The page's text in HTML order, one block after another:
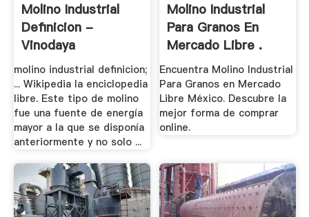
Molino Industrial
Definicion -
Vinodaya
molino industrial definicion;
... Wikipedia la enciclopedia
libre. Este tipo de molino
fue una fuente de energía
mayor a la que se disponía
anteriormente y no solo ...
Molino Industrial
Para Granos En
Mercado Libre .
Encuentra Molino Industrial
Para Granos en Mercado
Libre México. Descubre la
mejor forma de comprar
online.